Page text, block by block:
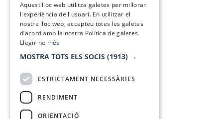
Aquest lloc web utilitza galetes per millorar
l'experiència de l'usuari. En utilitzar el
nostre lloc web, accepteu totes les galetes
d’acord amb la nostra Política de galetes.
Llegir-ne més
MOSTRA TOTS ELS SOCIS (1913) →
ESTRICTAMENT NECESSÀRIES
RENDIMENT
ORIENTACIÓ